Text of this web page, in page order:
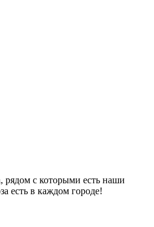
рядом с которыми есть наши
есть в каждом городе!